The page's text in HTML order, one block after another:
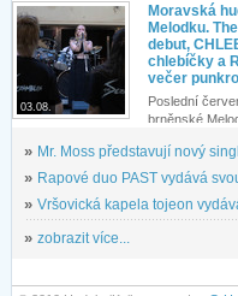
03.08.
Moravská
Melodku.
debut,
chlebíčky a
večer
Poslední
brněnské
» Mr. Moss představují nový singl
» Rapové duo PAST vydává
» Vršovická kapela tojeon
» zobrazit více...